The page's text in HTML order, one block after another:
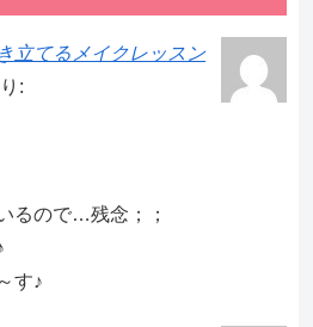
立てるメイクレッスン
:
るので…残念；；
す♪